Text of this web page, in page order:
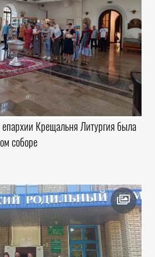
Крещальня Литургия была
соборе